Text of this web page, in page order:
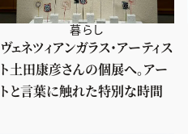
暮らし
ヴェネツィアンガラス・アーティス
ト土田康彦さんの個展へ。アー
トと言葉に触れた特別な時間